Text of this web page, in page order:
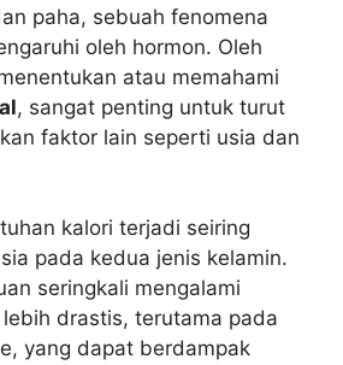
paha, sebuah fenomena
oleh hormon. Oleh
atau memahami
, sangat penting untuk turut
faktor lain seperti usia dan
kalori terjadi seiring
pada kedua jenis kelamin.
seringkali mengalami
drastis, terutama pada
yang dapat berdampak